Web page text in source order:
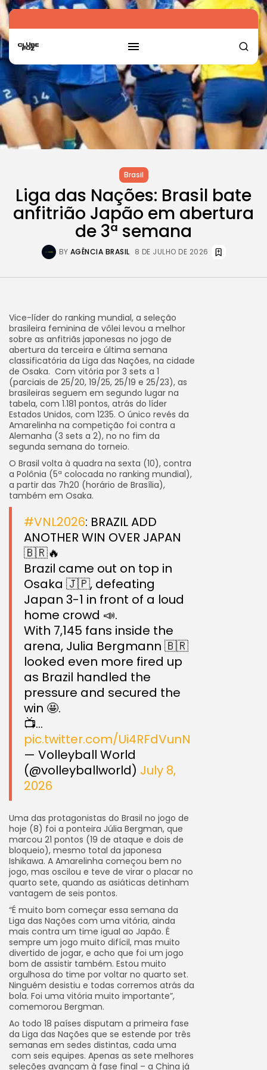
Brasil
Liga das Nações: Brasil bate
anfitrião Japão em abertura
de 3ª semana
BY AGÊNCIA BRASIL 8 DE JULHO DE 2026
Vice-líder do ranking mundial, a seleção
brasileira feminina de vôlei levou a melhor
sobre as anfitriãs japonesas no jogo de
abertura da terceira e última semana
classificatória da Liga das Nações, na cidade
de Osaka. Com vitória por 3 sets a 1
(parciais de 25/20, 19/25, 25/19 e 25/23), as
brasileiras seguem em segundo lugar na
tabela, com 1.181 pontos, atrás do líder
Estados Unidos, com 1235. O único revés da
Amarelinha na competição foi contra a
Alemanha (3 sets a 2), no no fim da
segunda semana do torneio.
O Brasil volta à quadra na sexta (10), contra
a Polônia (5ª colocada no ranking mundial),
a partir das 7h20 (horário de Brasília),
também em Osaka.
#VNL2026: BRAZIL ADD
ANOTHER WIN OVER JAPAN
🇧🇷🔥
Brazil came out on top in
Osaka 🇯🇵, defeating
Japan 3-1 in front of a loud
home crowd 📣.
With 7,145 fans inside the
arena, Julia Bergmann 🇧🇷
looked even more fired up
as Brazil handled the
pressure and secured the
win 🤩.
📺…
pic.twitter.com/Ui4RFdVunN
— Volleyball World
(@volleyballworld) July 8,
2026
Uma das protagonistas do Brasil no jogo de
hoje (8) foi a ponteira Júlia Bergman, que
marcou 21 pontos (19 de ataque e dois de
bloqueio), mesmo total da japonesa
Ishikawa. A Amarelinha começou bem no
jogo, mas oscilou e teve de virar o placar no
quarto sete, quando as asiáticas detinham
vantagem de seis pontos.
“É muito bom começar essa semana da
Liga das Nações com uma vitória, ainda
mais contra um time igual ao Japão. É
sempre um jogo muito difícil, mas muito
divertido de jogar, e acho que foi um jogo
bom de assistir também. Estou muito
orgulhosa do time por voltar no quarto set.
Ninguém desistiu e todas corremos atrás da
bola. Foi uma vitória muito importante”,
comemorou Bergman.
Ao todo 18 países disputam a primeira fase
da Liga das Nações que se estende por três
semanas em sedes distintas, cada uma
com seis equipes. Apenas as sete melhores
seleções avançam à fase final – a China já